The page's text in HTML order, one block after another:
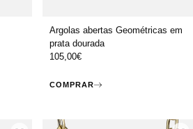
Argolas abertas Geométricas em
prata dourada
105,00€
COMPRAR